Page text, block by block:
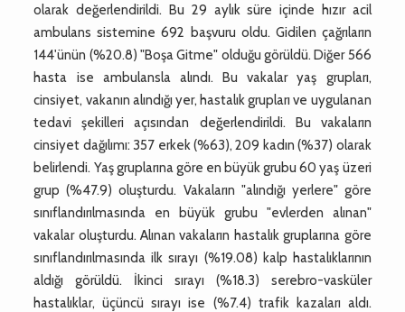
olarak değerlendirildi. Bu 29 aylık süre içinde hızır acil
ambulans sistemine 692 başvuru oldu. Gidilen çağrıların
144'ünün (%20.8) "Boşa Gitme" olduğu görüldü. Diğer 566
hasta ise ambulansla alındı. Bu vakalar yaş grupları,
cinsiyet, vakanın alındığı yer, hastalık grupları ve uygulanan
tedavi şekilleri açısından değerlendirildi. Bu vakaların
cinsiyet dağılımı: 357 erkek (%63), 209 kadın (%37) olarak
belirlendi. Yaş gruplarına göre en büyük grubu 60 yaş üzeri
grup (%47.9) oluşturdu. Vakaların "alındığı yerlere" göre
sınıflandırılmasında en büyük grubu "evlerden alınan"
vakalar oluşturdu. Alınan vakaların hastalık gruplarına göre
sınıflandırılmasında ilk sırayı (%19.08) kalp hastalıklarının
aldığı görüldü. İkinci sırayı (%18.3) serebro-vasküler
hastalıklar, üçüncü sırayı ise (%7.4) trafik kazaları aldı.